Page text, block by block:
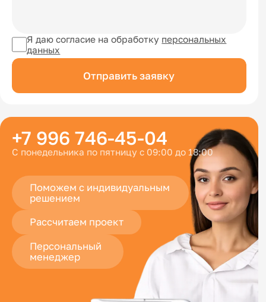
Я даю согласие на обработку персональных
данных
Отправить заявку
+7 996 746-45-04
С понедельника по пятницу с 09:00 до 18:00
Поможем с индивидуальным
решением
Рассчитаем проект
Персональный
менеджер